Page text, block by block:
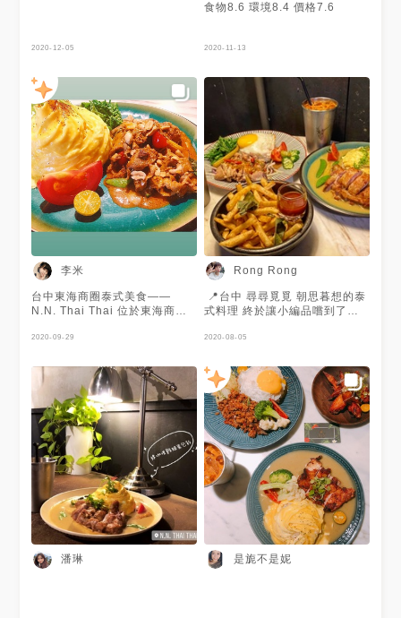
2020-12-05
食物8.6 環境8.4 價格7.6
2020-11-13
李米
台中東海商圈泰式美食——
N.N. Thai Thai 位於東海商圈
拍照的泰式料理餐廳，各種網美
等待餐點的時候能享受自拍的樂
趣～ 由於接近店家休息時段 深
怕耽誤的我們吃的滿急迫的，就
沒什麼拍照時間 只拍了幾張無
法完整呈現店家內部擺設的照
片，在這先跟各位觀看的朋友道
歉（跪～ (υ◉ω◉υ) 沒拍到網美
照沒關係～吃比較重要！慶幸自
己還是有口福享受到他們家的泰
式料理，在網路上找過資料的我
很快的就決定要點「香茅打拋豬
肉太陽蛋飯」，蓉蓉則是想吃咖
喱類的 點了「歐姆蛋紅咖哩牛
肉飯」，可能是非用餐時間（或
快休息了廚師邊做邊在內心咒罵
2020-09-29
Rong Rong
​ 📍台中​ 尋尋覓覓 朝思暮想的泰
式料理​ 終於讓小編品嚐到了😋​
如果不注意尋找一下 還真的會
值超高​
—————————————​
🔸綠咖喱雞裙擺蛋包飯​ 裙擺低
下有著起司的搭配 ​ 再加上綠咖
喱微辣的口感​ 綠咖喱是泰式經
典菜之一​ 味道微辣但卻很下飯
👍🏻​ 🔸泰式油雞腿飯​ 鮮嫩的油雞
淋上特別的醬汁 狠開胃 狠清爽​
醬汁的口感帶點微辣 ​ 搭配白飯
卻是一道很下飯的料理​ 還要再
搭配餐點所附的太陽蛋 ​ 小心的
刺破蛋黃 讓蛋黃淋在白飯上​ 淋
出來的蛋汁 口感超棒的👍🏻​ 喜歡
清爽 微辣的人 別錯過這道餐點​
喲 🔸泰式奶茶​ 泰～泰～泰奶​ 吃
2020-08-05
潘琳 是旎不是妮